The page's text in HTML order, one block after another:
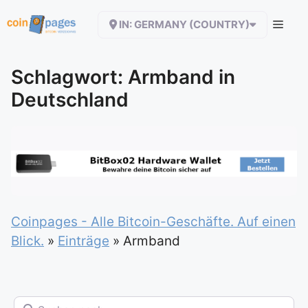
Inhalt
IN: GERMANY (COUNTRY)
Schlagwort: Armband in
Deutschland
Coinpages - Alle Bitcoin-Geschäfte. Auf einen
Blick. » Einträge » Armband
Suchen nach